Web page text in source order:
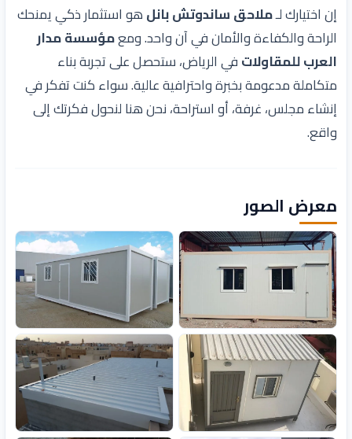
إن اختيارك لـملاحق ساندوتش بانلهو استثمار ذكي يمنحك
الراحة والكفاءة والأمان في آن واحد. ومعمؤسسة مدار
العرب للمقاولاتفي الرياض، ستحصل على تجربة بناء
متكاملة مدعومة بخبرة واحترافية عالية. سواء كنت تفكر في
إنشاء مجلس، غرفة، أو استراحة، نحن هنا لنحول فكرتك إلى
واقع.
معرض الصور